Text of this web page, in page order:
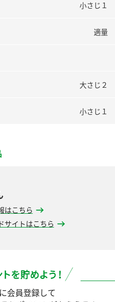
小さじ１
適量
大さじ２
小さじ１
はこちら
サイトはこちら
会員登録して